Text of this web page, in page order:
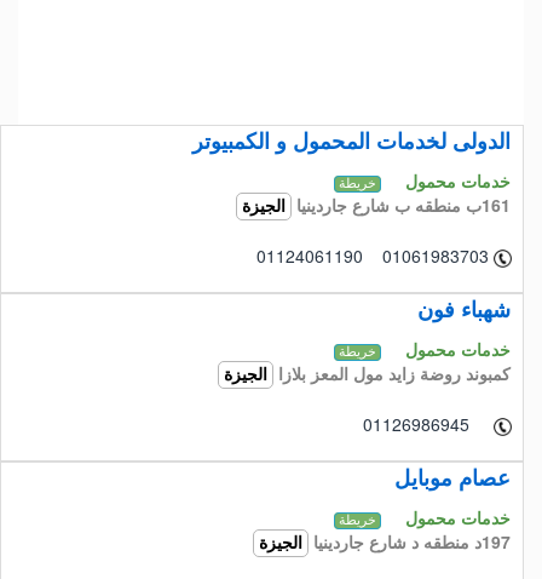
الدولى لخدمات المحمول و الكمبيوتر
خدمات محمول خريطة
161ب منطقه ب شارع جاردينيا الجيزة
01124061190 01061983703
شهباء فون
خدمات محمول خريطة
كمبوند روضة زايد مول المعز بلازا الجيزة
01126986945
عصام موبايل
خدمات محمول خريطة
197د منطقه د شارع جاردينيا الجيزة